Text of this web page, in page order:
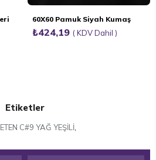
60X60 Pamuk Siyah Kumaş
₺424,19 KDV Dahil
Etiketler
C#9 YAĞ YEŞİLİ